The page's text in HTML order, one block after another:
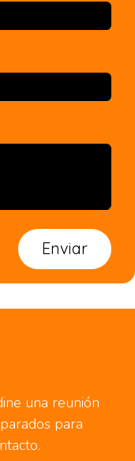
Enviar
una reunión
para